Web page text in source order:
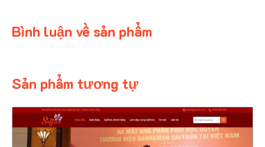
Bình luận về sản phẩm
Sản phẩm tương tự